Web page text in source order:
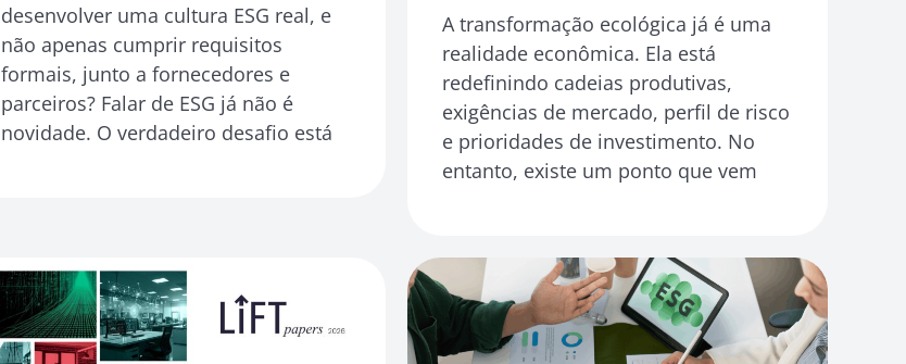
desenvolver uma cultura ESG real, e
não apenas cumprir requisitos
formais, junto a fornecedores e
parceiros? Falar de ESG já não é
novidade. O verdadeiro desafio está
A transformação ecológica já é uma
realidade econômica. Ela está
redefinindo cadeias produtivas,
exigências de mercado, perfil de risco
e prioridades de investimento. No
entanto, existe um ponto que vem